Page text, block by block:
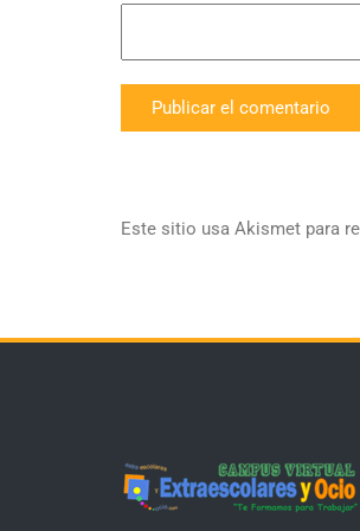
Este sitio usa Akismet para